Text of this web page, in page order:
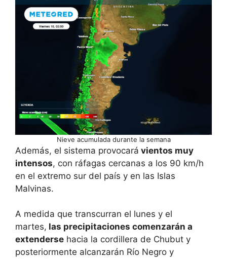
Nieve acumulada durante la semana
Además, el sistema provocará vientos muy
intensos, con ráfagas cercanas a los 90 km/h
en el extremo sur del país y en las Islas
Malvinas.
A medida que transcurran el lunes y el
martes, las precipitaciones comenzarán a
extenderse hacia la cordillera de Chubut y
posteriormente alcanzarán Río Negro y